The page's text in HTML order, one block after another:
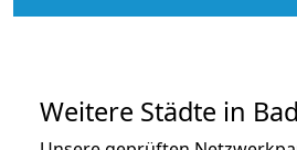
Weitere Städte in